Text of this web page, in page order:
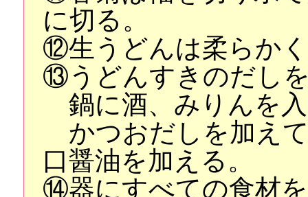
に切る。
⑫生うどんは柔らか
⑬うどんすきのだし
鍋に酒、みりんを
かつおだしを加え
口醤油を加える。
⑭器にすべての食材